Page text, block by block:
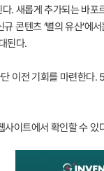
새롭게 추가되는 바포
콘텐츠 ‘별의 유산’
된다.
이전 기회를 마련한
이트에서 확인할 수 있